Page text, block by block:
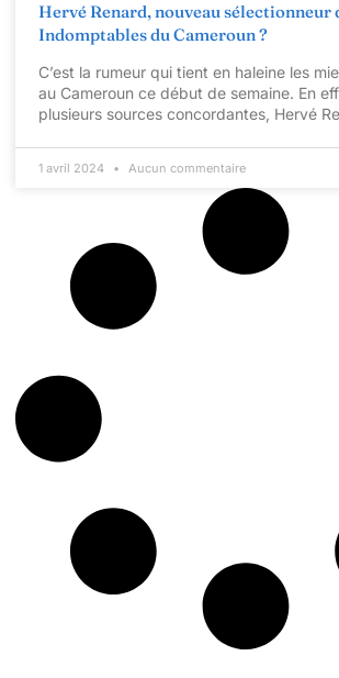
Hervé Renard, nouveau sélectionneur
Indomptables du Cameroun ?
C’est la rumeur qui tient en haleine les
au Cameroun ce début de semaine. En
plusieurs sources concordantes, Hervé
1 avril 2024 Aucun commentaire